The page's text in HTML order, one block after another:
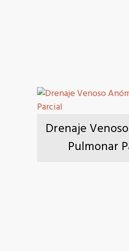
Drenaje
Pulmonar